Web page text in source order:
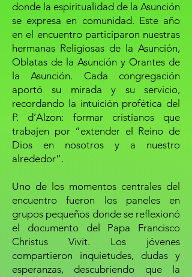
donde la espiritualidad de la Asunción
se expresa en comunidad. Este año
en el encuentro participaron nuestras
hermanas Religiosas de la Asunción,
Oblatas de la Asunción y Orantes de
la Asunción. Cada congregación
aportó su mirada y su servicio,
recordando la intuición profética del
P. d’Alzon: formar cristianos que
trabajen por “extender el Reino de
Dios en nosotros y a nuestro
alrededor”.
Uno de los momentos centrales del
encuentro fueron los paneles en
grupos pequeños donde se reflexionó
el documento del Papa Francisco
Christus Vivit. Los jóvenes
compartieron inquietudes, dudas y
esperanzas, descubriendo que la